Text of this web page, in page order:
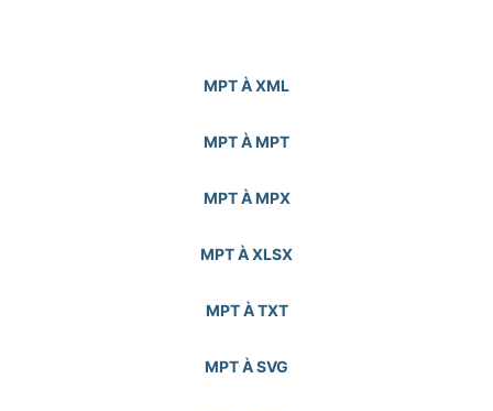
MPT À XML
MPT À MPT
MPT À MPX
MPT À XLSX
MPT À TXT
MPT À SVG